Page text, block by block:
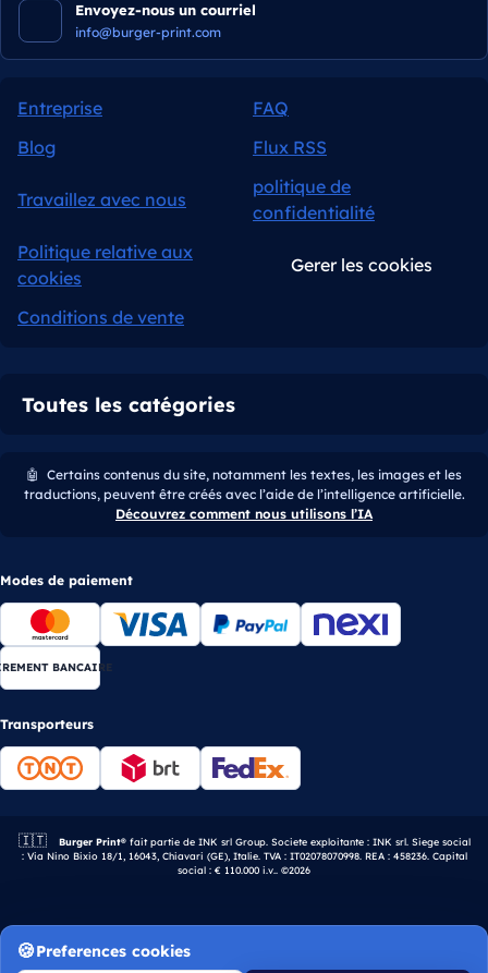
Envoyez-nous un courriel
info@burger-print.com
Entreprise
FAQ
Blog
Flux RSS
Travaillez avec nous
politique de
confidentialité
Politique relative aux
cookies
Gerer les cookies
Conditions de vente
Toutes les catégories
🤖 Certains contenus du site, notamment les textes, les images et les
traductions, peuvent être créés avec l’aide de l’intelligence artificielle.
Découvrez comment nous utilisons l’IA
Modes de paiement
BANCAIRE
Transporteurs
🇮🇹 Entreprise italienne.
Burger Print®fait partie de INK srl Group. Societe exploitante : INK srl. Siege social
: Via Nino Bixio 18/1, 16043, Chiavari (GE), Italie. TVA : IT02078070998. REA : 458236. Capital
social : € 110.000 i.v.. ©2026
Preferences cookies